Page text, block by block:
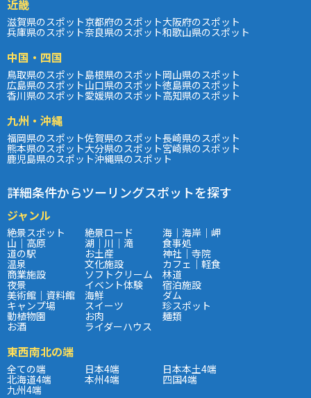
近畿
滋賀県のスポット京都府のスポット大阪府のスポット
兵庫県のスポット奈良県のスポット和歌山県のスポット
中国・四国
鳥取県のスポット島根県のスポット岡山県のスポット
広島県のスポット山口県のスポット徳島県のスポット
香川県のスポット愛媛県のスポット高知県のスポット
九州・沖縄
福岡県のスポット佐賀県のスポット長崎県のスポット
熊本県のスポット大分県のスポット宮崎県のスポット
鹿児島県のスポット沖縄県のスポット
詳細条件からツーリングスポットを探す
ジャンル
絶景スポット 絶景ロード 海｜海岸｜岬
山｜高原 湖｜川｜滝 食事処
道の駅 お土産 神社｜寺院
温泉 文化施設 カフェ｜軽食
商業施設 ソフトクリーム 林道
夜景 イベント体験 宿泊施設
美術館｜資料館 海鮮 ダム
キャンプ場 スイーツ 珍スポット
動植物園 お肉 麺類
お酒 ライダーハウス
東西南北の端
全ての端 日本4端 日本本土4端
北海道4端 本州4端 四国4端
九州4端